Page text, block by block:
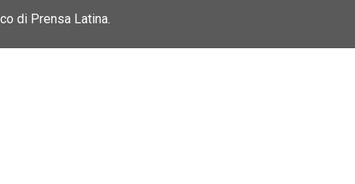
di Prensa Latina.